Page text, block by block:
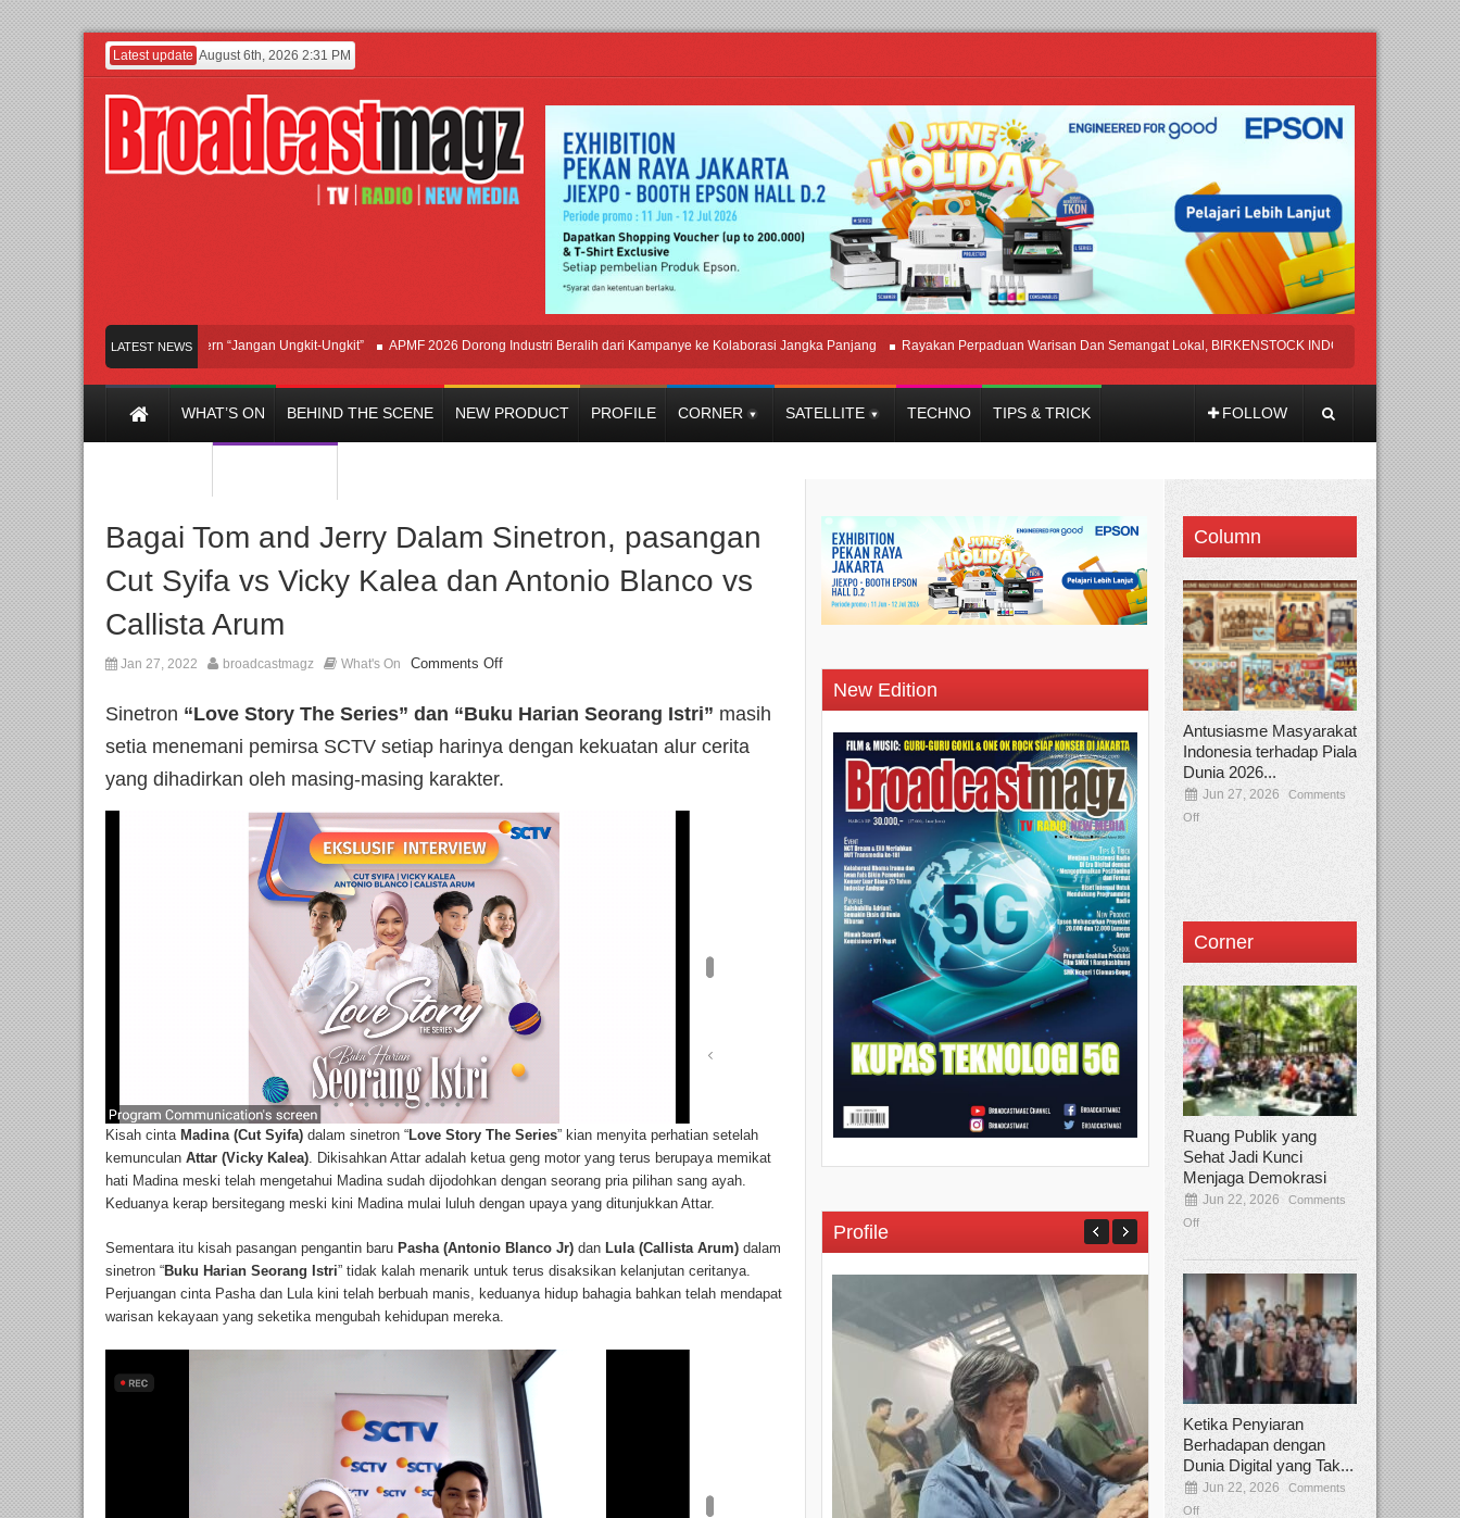
Latest update August 6th, 2026 2:31 PM
LATEST NEWS
Afan Hadirkan Hipdut Modern “Jangan Ungkit-Ungkit” APMF 2026 Dorong Industri Beralih dari Kampanye ke Kolaborasi Jangka Panjang Rayakan Perpaduan Warisan Dan Semangat Lokal, BIRKENSTOCK INDONESIA Membuka Took di
WHAT’S ON BEHIND THE SCENE NEW PRODUCT PROFILE CORNER SATELLITE TECHNO TIPS & TRICK FOLLOW
Bagai Tom and Jerry Dalam Sinetron, pasangan
Cut Syifa vs Vicky Kalea dan Antonio Blanco vs
Callista Arum
Jan 27, 2022 broadcastmagz What's On Comments Off
Sinetron “Love Story The Series” dan “Buku Harian Seorang Istri” masih
setia menemani pemirsa SCTV setiap harinya dengan kekuatan alur cerita
yang dihadirkan oleh masing-masing karakter.
Kisah cinta Madina (Cut Syifa) dalam sinetron “Love Story The Series” kian menyita perhatian setelah
kemunculan Attar (Vicky Kalea). Dikisahkan Attar adalah ketua geng motor yang terus berupaya memikat
hati Madina meski telah mengetahui Madina sudah dijodohkan dengan seorang pria pilihan sang ayah.
Keduanya kerap bersitegang meski kini Madina mulai luluh dengan upaya yang ditunjukkan Attar.
Sementara itu kisah pasangan pengantin baru Pasha (Antonio Blanco Jr) dan Lula (Callista Arum) dalam
sinetron “Buku Harian Seorang Istri” tidak kalah menarik untuk terus disaksikan kelanjutan ceritanya.
Perjuangan cinta Pasha dan Lula kini telah berbuah manis, keduanya hidup bahagia bahkan telah mendapat
warisan kekayaan yang seketika mengubah kehidupan mereka.
New Edition
Profile
Column
Antusiasme Masyarakat
Indonesia terhadap Piala
Dunia 2026...
Jun 27, 2026
Comments
Off
Corner
Ruang Publik yang
Sehat Jadi Kunci
Menjaga Demokrasi
Jun 22, 2026
Comments
Off
Ketika Penyiaran
Berhadapan dengan
Dunia Digital yang Tak...
Jun 22, 2026
Comments
Off